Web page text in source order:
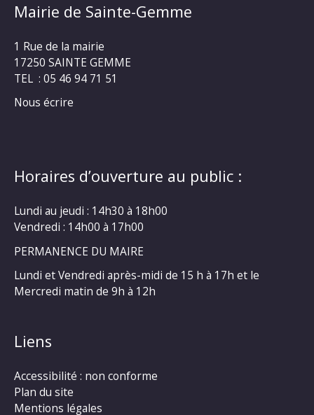
Mairie de Sainte-Gemme
1 Rue de la mairie
17250 SAINTE GEMME
TEL : 05 46 94 71 51
Nous écrire
Horaires d’ouverture au public :
Lundi au jeudi : 14h30 à 18h00
Vendredi : 14h00 à 17h00
PERMANENCE DU MAIRE
Lundi et Vendredi après-midi de 15 h à 17h et le
Mercredi matin de 9h à 12h
Liens
Accessibilité : non conforme
Plan du site
Mentions légales